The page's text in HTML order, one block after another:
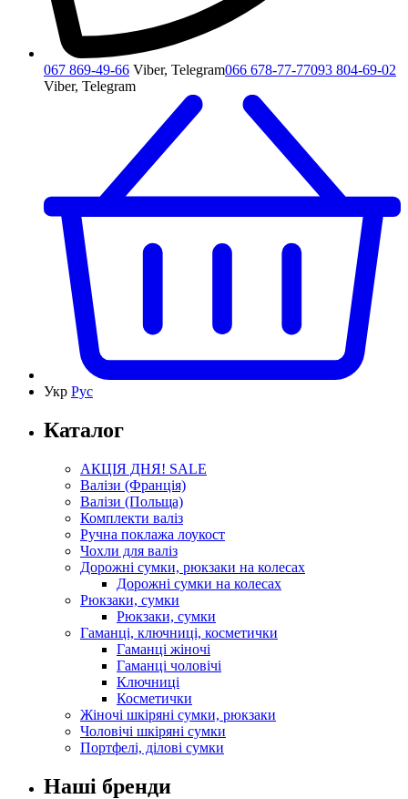
067 869-49-66 Viber, Telegram066 678-77-77093 804-69-02
Viber, Telegram
Укр Рус
Каталог
АКЦІЯ ДНЯ! SALE
Валізи (Франція)
Валізи (Польща)
Комплекти валіз
Ручна поклажа лоукост
Чохли для валіз
Дорожні сумки, рюкзаки на колесах
Дорожні сумки на колесах
Рюкзаки, сумки
Рюкзаки, сумки
Гаманці, ключниці, косметички
Гаманці жіночі
Гаманці чоловічі
Ключниці
Косметички
Жіночі шкіряні сумки, рюкзаки
Чоловічі шкіряні сумки
Портфелі, ділові сумки
Наші бренди